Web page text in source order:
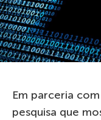
Em parceria
pesquisa que